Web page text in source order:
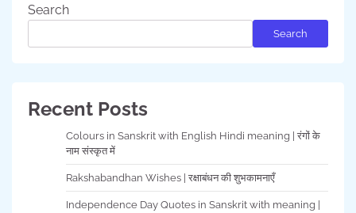
Search
Search
Recent Posts
Colours in Sanskrit with English Hindi meaning | रंगों के
नाम संस्कृत में
Rakshabandhan Wishes | रक्षाबंधन की शुभकामनाएँ
Independence Day Quotes in Sanskrit with meaning |